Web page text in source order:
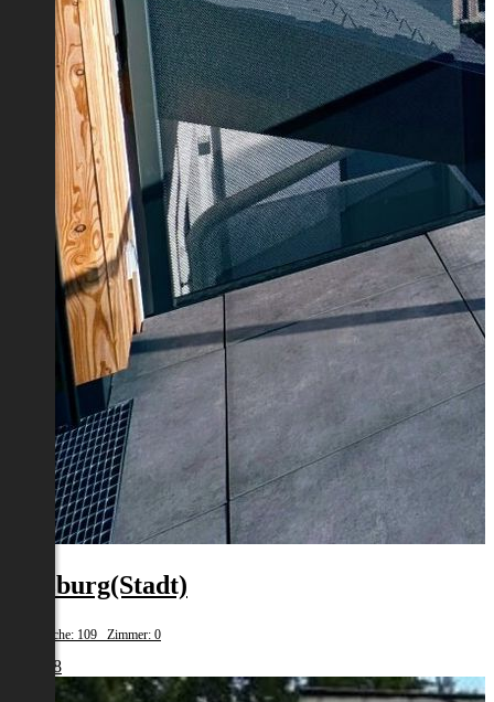
Salzburg(Stadt)
Wohnfläche: 109 Zimmer: 0
€ 1.438